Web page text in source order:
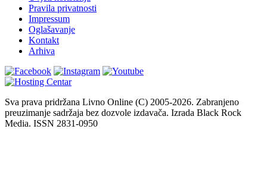
Pravila privatnosti
Impressum
Oglašavanje
Kontakt
Arhiva
Sva prava pridržana Livno Online (C) 2005-2026. Zabranjeno
preuzimanje sadržaja bez dozvole izdavača. Izrada Black Rock
Media. ISSN 2831-0950